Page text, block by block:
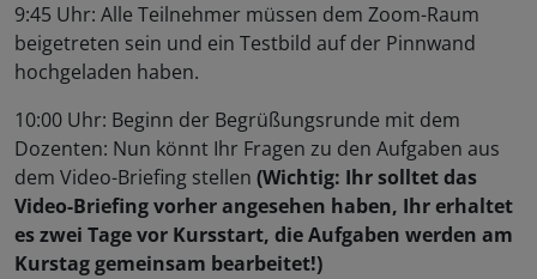
9:45 Uhr: Alle Teilnehmer müssen dem Zoom-Raum
beigetreten sein und ein Testbild auf der Pinnwand
hochgeladen haben.
10:00 Uhr: Beginn der Begrüßungsrunde mit dem
Dozenten: Nun könnt Ihr Fragen zu den Aufgaben aus
dem Video-Briefing stellen (Wichtig: Ihr solltet das
Video-Briefing vorher angesehen haben, Ihr erhaltet
es zwei Tage vor Kursstart, die Aufgaben werden am
Kurstag gemeinsam bearbeitet!)